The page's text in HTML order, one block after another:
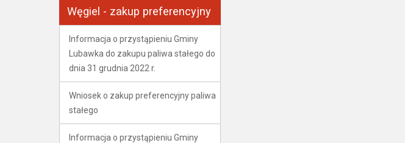
Węgiel - zakup preferencyjny
Informacja o przystąpieniu Gminy
Lubawka do zakupu paliwa stałego do
dnia 31 grudnia 2022 r.
Wniosek o zakup preferencyjny paliwa
stałego
Informacja o przystąpieniu Gminy